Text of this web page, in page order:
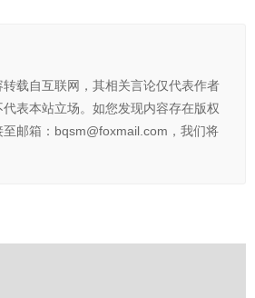
转载自互联网，其相关言论仅代表作者
表本站立场。如您发现内容存在版权
邮箱：bqsm@foxmail.com，我们将